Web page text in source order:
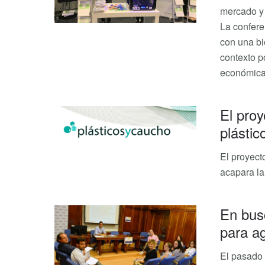
mercado
La
con una
contexto
El
El
acapara
En
para
El